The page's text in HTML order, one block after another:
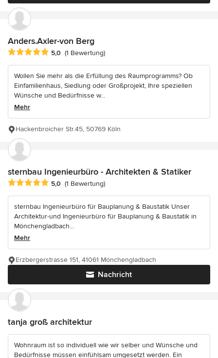
Anders.Axler-von Berg
Durchschnittliche Bewertung: 5 von 5 Sternen
5,0 (1 Bewertung)
Wollen Sie mehr als die Erfüllung des Raumprogramms? Ob
Einfamilienhaus, Siedlung oder Großprojekt, Ihre speziellen
Wünsche und Bedürfnisse w...
Mehr
Hackenbroicher Str.45, 50769 Köln
sternbau Ingenieurbüro - Architekten & Statiker
Durchschnittliche Bewertung: 5 von 5 Sternen
5,0 (1 Bewertung)
sternbau Ingenieurbüro für Bauplanung & Baustatik Unser
Architektur-und Ingenieurbüro für Bauplanung & Baustatik in
Mönchengladbach...
Mehr
Nachricht
Erzbergerstrasse 151, 41061 Mönchengladbach
tanja groß architektur
Wohnraum ist so individuell wie wir selber und Wünsche und
Bedürfnisse müssen einfühlsam umgesetzt werden. Ein